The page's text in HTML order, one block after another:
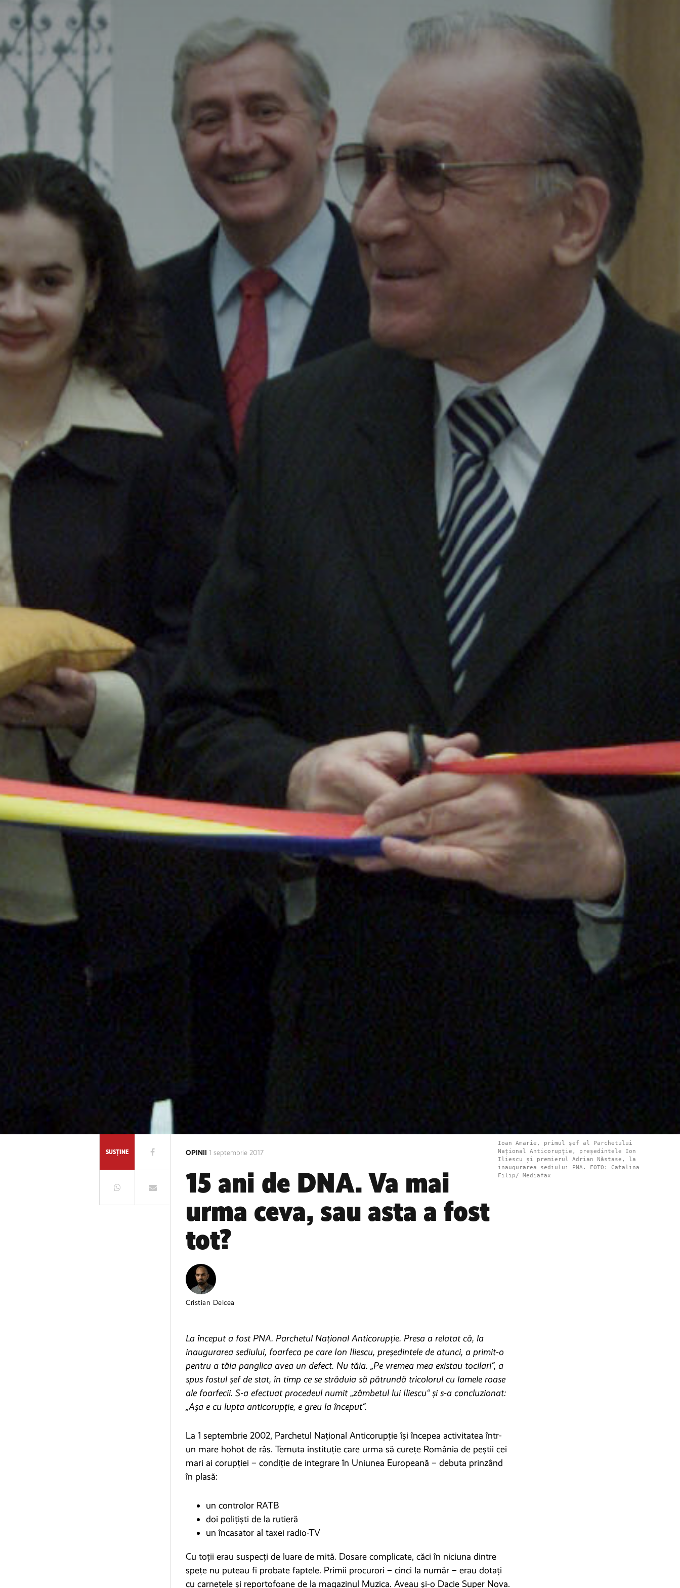
Ioan Amarie, primul șef al Parchetului
Național Anticorupție, președintele Ion
Iliescu și premierul Adrian Năstase, la
inaugurarea sediului PNA. FOTO: Catalina
Filip/ Mediafax
SUSȚINE OPINII 1 septembrie 2017
15 ani de DNA. Va mai
urma ceva, sau asta a fost
tot?
Cristian Delcea
La început a fost PNA. Parchetul Național Anticorupție. Presa a relatat că, la
inaugurarea sediului, foarfeca pe care Ion Iliescu, președintele de atunci, a primit-o
pentru a tăia panglica avea un defect. Nu tăia. „Pe vremea mea existau tocilari“, a
spus fostul șef de stat, în timp ce se străduia să pătrundă tricolorul cu lamele roase
ale foarfecii. S-a efectuat procedeul numit „zâmbetul lui Iliescu“ și s-a concluzionat:
„Așa e cu lupta anticorupție, e greu la început“.
La 1 septembrie 2002, Parchetul Național Anticorupție își începea activitatea într-
un mare hohot de râs. Temuta instituție care urma să curețe România de peștii cei
mari ai corupției – condiție de integrare în Uniunea Europeană – debuta prinzând
în plasă:
un controlor RATB
doi polițiști de la rutieră
un încasator al taxei radio-TV
Cu toții erau suspecți de luare de mită. Dosare complicate, căci în niciuna dintre
spețe nu puteau fi probate faptele. Primii procurori – cinci la număr – erau dotați
cu carnețele și reportofoane de la magazinul Muzica. Aveau și-o Dacie Super Nova.